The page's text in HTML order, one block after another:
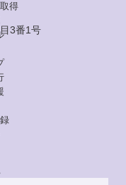
得
3番1号